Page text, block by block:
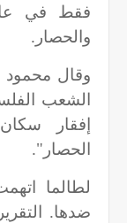
والحصار.
وقال محمود
الشعب
إفقار
الحصار".
لطالما
ضدها.